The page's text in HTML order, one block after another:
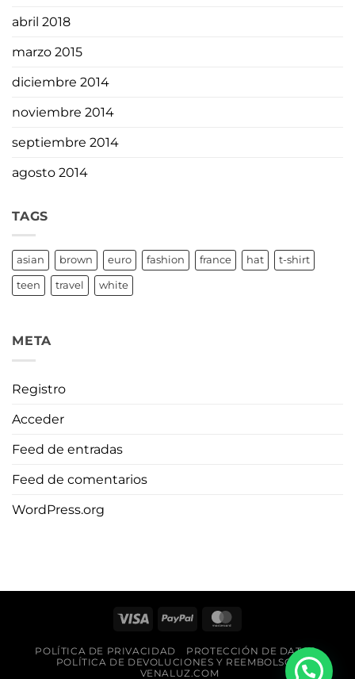
abril 2018
marzo 2015
diciembre 2014
noviembre 2014
septiembre 2014
agosto 2014
TAGS
asian brown euro fashion france hat t-shirt
teen travel white
META
Registro
Acceder
Feed de entradas
Feed de comentarios
WordPress.org
Visa PayPal
POLÍTICA DE PRIVACIDAD
PROTECCIÓN DE DATOS
POLÍTICA DE DEVOLUCIONES Y REEMBOLSOS
VENALUZ.COM